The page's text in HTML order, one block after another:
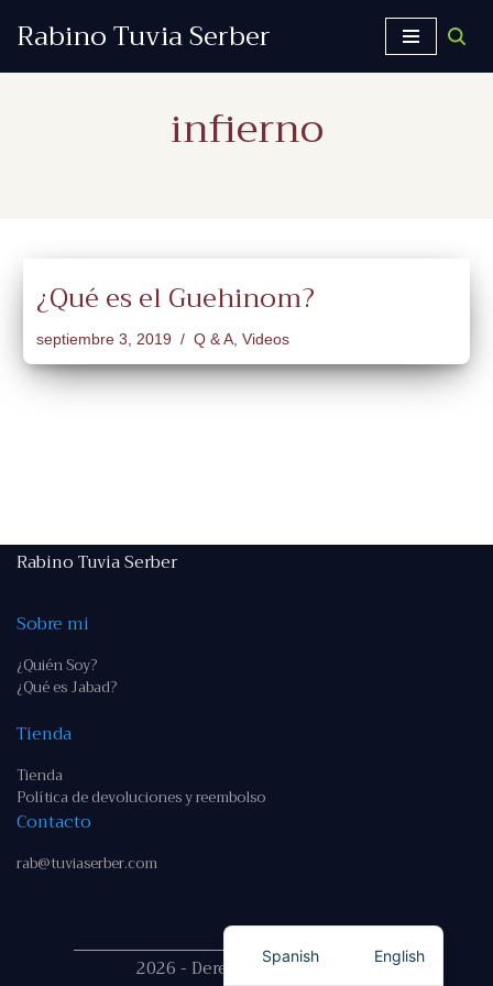
Rabino Tuvia Serber
infierno
¿Qué es el Guehinom?
septiembre 3, 2019 Q & A, Videos
Rabino Tuvia Serber
Sobre mi
¿Quién Soy?
¿Qué es Jabad?
Tienda
Tienda
Política de devoluciones y reembolso
Contacto
rab@tuviaserber.com
2026 - Derechos reservados
Spanish English